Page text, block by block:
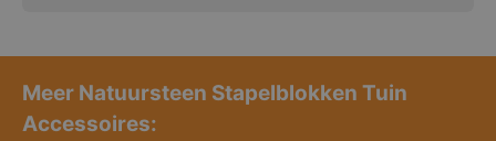
Meer Natuursteen Stapelblokken Tuin
Accessoires: